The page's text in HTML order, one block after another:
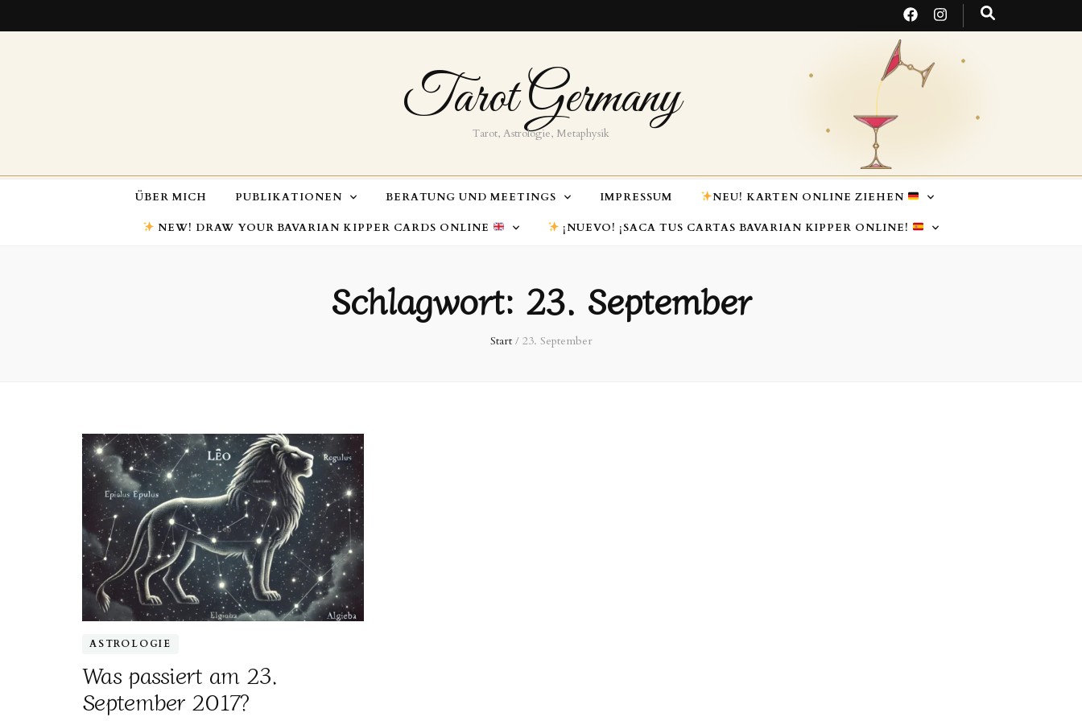
Tarot Germany
Tarot, Astrologie, Metaphysik
ÜBER MICH PUBLIKATIONEN BERATUNG UND MEETINGS IMPRESSUM NEU! KARTEN ONLINE ZIEHEN
NEW! DRAW YOUR BAVARIAN KIPPER CARDS ONLINE ¡NUEVO! ¡SACA TUS CARTAS BAVARIAN KIPPER ONLINE!
Schlagwort: 23. September
Start / 23. September
ASTROLOGIE
Was passiert am 23.
September 2017?